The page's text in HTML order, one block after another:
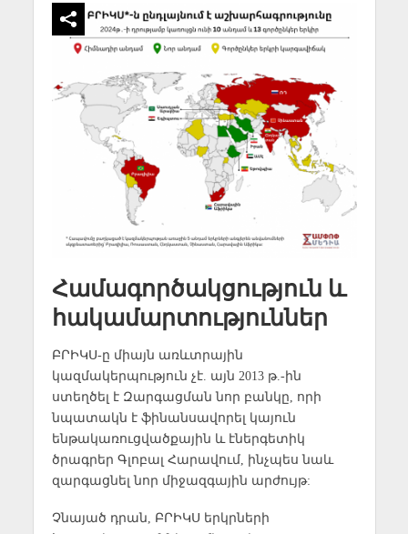
Համագործակցություն և
հակամարտություններ
ԲՐԻԿՍ-ը միայն առևտրային
կազմակերպություն չէ. այն 2013 թ.-ին
ստեղծել է Զարգացման նոր բանկը, որի
նպատակն է ֆինանսավորել կայուն
ենթակառուցվածքային և էներգետիկ
ծրագրեր Գլոբալ Հարավում, ինչպես նաև
զարգացնել նոր միջազգային արժույթ:
Չնայած դրան, ԲՐԻԿՍ երկրների